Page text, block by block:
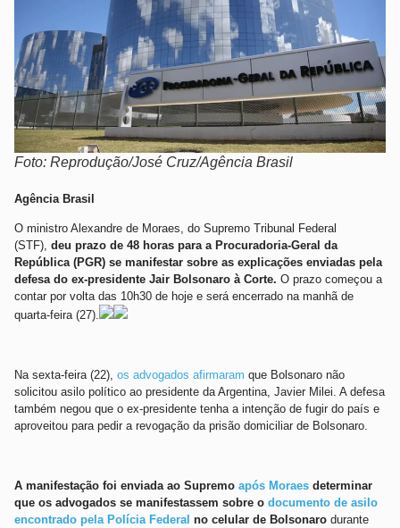
Foto: Reprodução/José Cruz/Agência Brasil
Agência Brasil
O ministro Alexandre de Moraes, do Supremo Tribunal Federal
(STF), deu prazo de 48 horas para a Procuradoria-Geral da
República (PGR) se manifestar sobre as explicações enviadas pela
defesa do ex-presidente Jair Bolsonaro à Corte. O prazo começou a
contar por volta das 10h30 de hoje e será encerrado na manhã de
quarta-feira (27).
Na sexta-feira (22), os advogados afirmaram que Bolsonaro não
solicitou asilo político ao presidente da Argentina, Javier Milei. A defesa
também negou que o ex-presidente tenha a intenção de fugir do país e
aproveitou para pedir a revogação da prisão domiciliar de Bolsonaro.
A manifestação foi enviada ao Supremo após Moraes determinar
que os advogados se manifestassem sobre o documento de asilo
encontrado pela Polícia Federal no celular de Bolsonaro durante